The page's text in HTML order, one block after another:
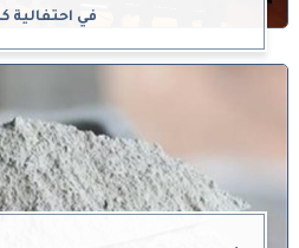
في احتفالية